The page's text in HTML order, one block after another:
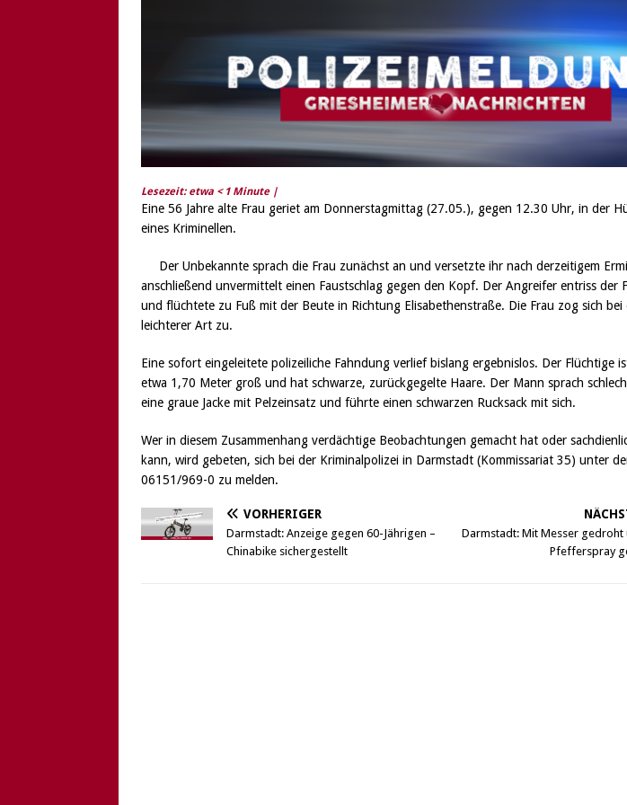
Lesezeit: etwa < 1 Minute |
Eine 56 Jahre alte Frau geriet am Donnerstagmittag (27.05.), gegen 12.30 Uhr, in der
eines Kriminellen.
Der Unbekannte sprach die Frau zunächst an und versetzte ihr nach derzeitigem
anschließend unvermittelt einen Faustschlag gegen den Kopf. Der Angreifer entriss der
und flüchtete zu Fuß mit der Beute in Richtung Elisabethenstraße. Die Frau zog sich bei
leichterer Art zu.
Eine sofort eingeleitete polizeiliche Fahndung verlief bislang ergebnislos. Der Flüchtige
etwa 1,70 Meter groß und hat schwarze, zurückgegelte Haare. Der Mann sprach
eine graue Jacke mit Pelzeinsatz und führte einen schwarzen Rucksack mit sich.
Wer in diesem Zusammenhang verdächtige Beobachtungen gemacht hat oder
kann, wird gebeten, sich bei der Kriminalpolizei in Darmstadt (Kommissariat 35) unter
06151/969-0 zu melden.
VORHERIGER
Darmstadt: Anzeige gegen 60-Jährigen –
Chinabike sichergestellt
Darmstadt: Mit Messer gedroht
Pfefferspray